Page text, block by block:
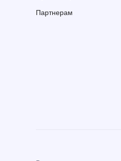
Партнерам